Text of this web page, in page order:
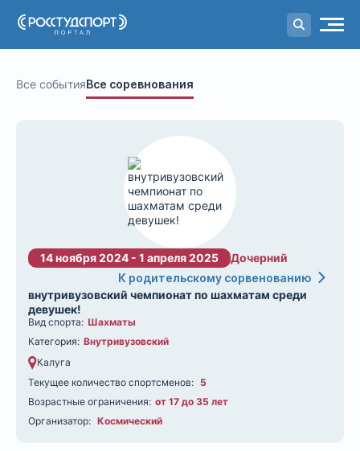
Порталстуденческого спорта
Все событияВсе соревнования
14 ноября 2024 - 1 апреля 2025
Дочерний
К родительскому сорвенованию
внутривузовский чемпионат по шахматам среди
девушек!
Вид спорта: Шахматы
Категория: Внутривузовский
Калуга
Текущее количество спортсменов: 5
Возрастные ограничения: от 17 до 35 лет
Организатор: Космический